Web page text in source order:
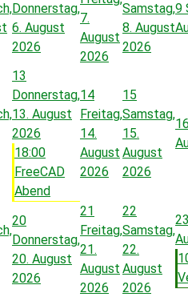
Donnerstag,
6. August
2026
7.
August
2026
Samstag,
8. August
2026
9
13
Donnerstag,
13. August
2026
18:00
FreeCAD
Abend
14
Freitag,
14.
August
2026
15
Samstag,
15.
August
2026
20
Donnerstag,
20. August
2026
21
Freitag,
21.
August
2026
22
Samstag,
22.
August
2026